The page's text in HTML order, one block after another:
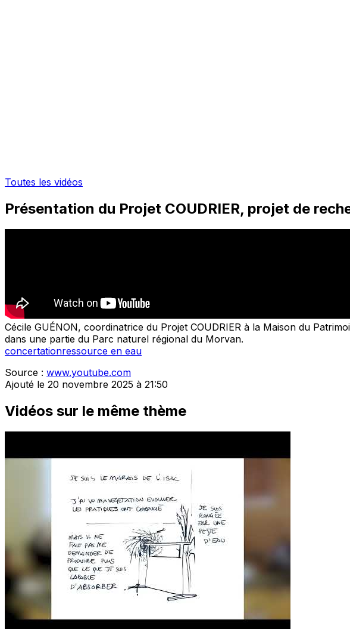
Toutes les vidéos
Présentation du Projet COUDRIER, projet de
Cécile GUÉNON, coordinatrice du Projet COUDRIER à la Maison du
dans une partie du Parc naturel régional du Morvan.
concertationressource en eau
Source : www.youtube.com
Ajouté le 20 novembre 2025 à 21:50
Vidéos sur le même thème